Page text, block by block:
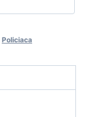
Policiaca